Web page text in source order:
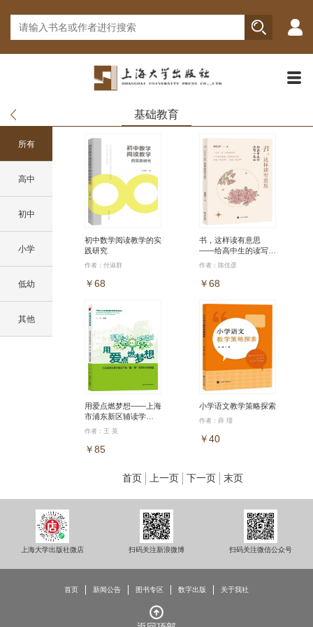
基础教育
所有
高中
初中
小学
低幼
其他
初中数学阅读教学的实
践研究
作者：付淑群
￥68
书，这样读有意思
——给高中生的读写小
贴士
作者：陈佳彦
￥68
用爱点燃梦想——上海
市浦东新区辅读学
校“融•和”教育模式的
作者：王 英
￥85
小学语文教学策略探索
作者：薛 瑾
￥40
首页 上一页 下一页 末页
上海大学出版社微店 扫码关注新浪微博 扫码关注微信公众号
首页 新闻公告 图书专区 数字出版 关于我社